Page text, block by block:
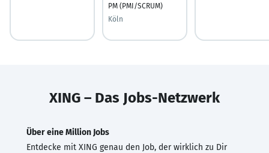
PM (PMI/SCRUM)
Köln
XING – Das Jobs-Netzwerk
Über eine Million Jobs
Entdecke mit XING genau den Job, der wirklich zu Dir